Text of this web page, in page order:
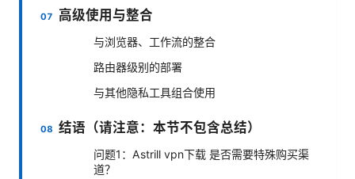
高级使用与整合
与浏览器、工作流的整合
路由器级别的部署
与其他隐私工具组合使用
结语（请注意：本节不包含总结）
问题1：Astrill vpn下载 是否需要特殊购买渠
道？